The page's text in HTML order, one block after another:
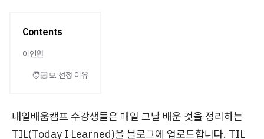
Contents
이인원
🧑🏻‍💻 선정 이유
내일배움캠프 수강생들은 매일 그날 배운 것을 정리하는
TIL(Today I Learned)을 블로그에 업로드합니다. TIL